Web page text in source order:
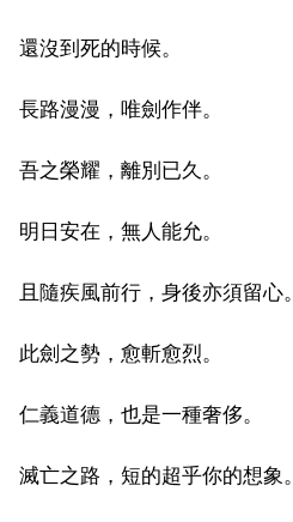
還沒到死的時候。
長路漫漫，唯劍作伴。
吾之榮耀，離別已久。
明日安在，無人能允。
且隨疾風前行，身後亦須留心。
此劍之勢，愈斬愈烈。
仁義道德，也是一種奢侈。
滅亡之路，短的超乎你的想象。